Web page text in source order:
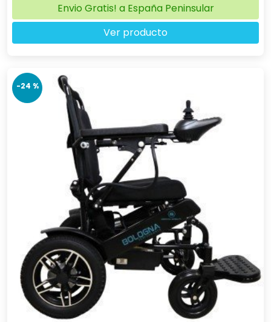
Envio Gratis! a España Peninsular
Ver producto
-24 %